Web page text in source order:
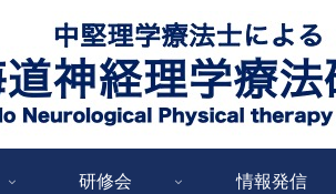
研修会 情報発信